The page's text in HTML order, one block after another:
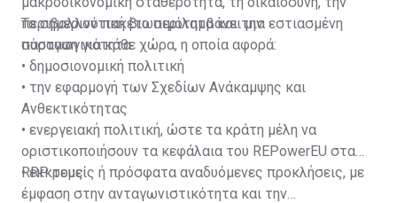
περιβαλλοντική βιωσιμότητα και την
παραγωγικότητα.
Το σημερινό πακέτο περιλαμβάνει μια εστιασμένη
σύσταση για κάθε χώρα, η οποία αφορά:
• δημοσιονομική πολιτική
• την εφαρμογή των Σχεδίων Ανάκαμψης και
Ανθεκτικότητας
• ενεργειακή πολιτική, ώστε τα κράτη μέλη να
οριστικοποιήσουν τα κεφάλαια του REPowerEU στα
RRP τους
• εκκρεμείς ή πρόσφατα αναδυόμενες προκλήσεις, με
έμφαση στην ανταγωνιστικότητα και την